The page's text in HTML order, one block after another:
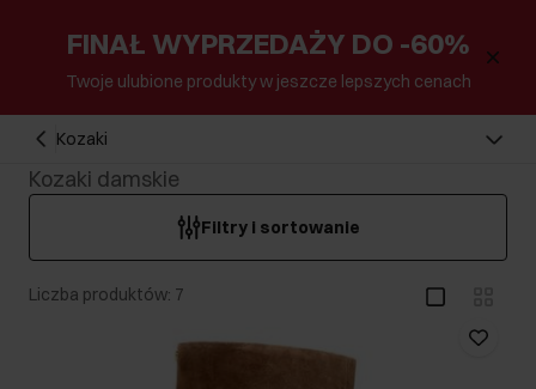
FINAŁ WYPRZEDAŻY DO -60%
Twoje ulubione produkty w jeszcze lepszych cenach
Kozaki
Kozaki damskie
Filtry i sortowanie
Liczba produktów: 7